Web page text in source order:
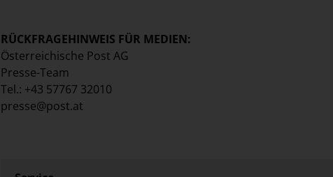
RÜCKFRAGEHINWEIS FÜR MEDIEN:
Österreichische Post AG
Presse-Team
Tel.: +43 57767 32010
presse@post.at